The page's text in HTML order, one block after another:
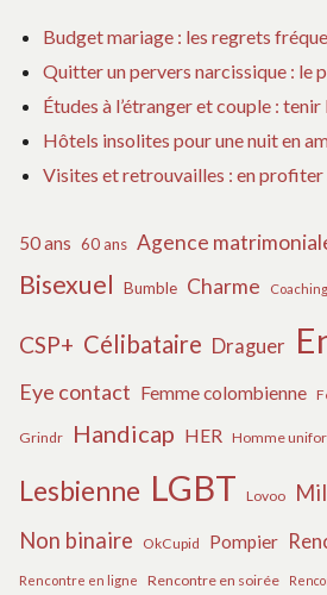
Budget mariage : les regrets
Quitter un pervers narcissique : le
Études à l’étranger et couple : tenir
Hôtels insolites pour une nuit en
Visites et retrouvailles : en profiter
50 ans 60 ans Agence
Bisexuel Bumble Charme
CSP+ Célibataire Draguer
Eye contact Femme colombienne
Grindr Handicap HER Homme
Lesbienne LGBT Lovoo
Non binaire OkCupid Pompier
Rencontre en ligne Rencontre en soirée